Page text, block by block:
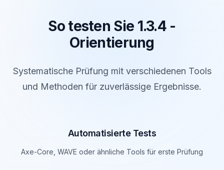
So testen Sie 1.3.4 -
Orientierung
Systematische Prüfung mit verschiedenen Tools
und Methoden für zuverlässige Ergebnisse.
Automatisierte Tests
Axe-Core, WAVE oder ähnliche Tools für erste Prüfung